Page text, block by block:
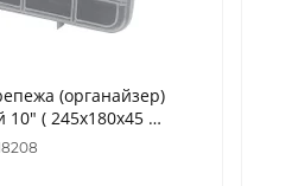
(органайзер)
( 245х180х45 мм